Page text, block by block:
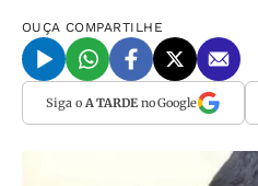
OUÇA COMPARTILHE
Siga o A TARDEno Google